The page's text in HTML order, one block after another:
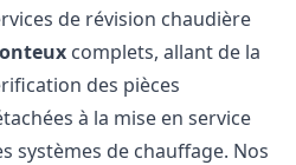
de révision chaudière
complets, allant de la
des pièces
à la mise en service
systèmes de chauffage. Nos